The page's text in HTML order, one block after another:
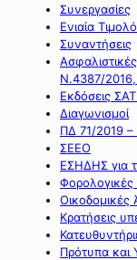
Συνεργασίες
Ενιαία
Συναντήσεις
Ν.4387/
Εκδόσεις
Διαγωνισμοί
ΠΔ 71/2019
ΣΕΕΟ
ΕΣΗΔΗΣ για
Κρατήσεις
Πρότυπα και